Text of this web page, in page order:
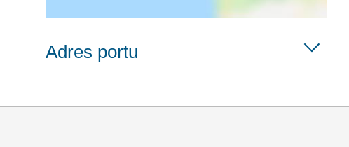
Adres portu